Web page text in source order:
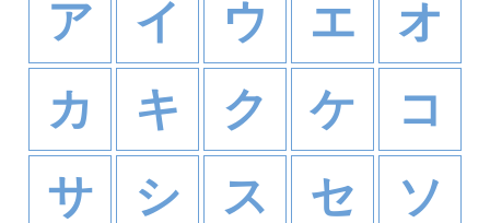
ア イ ウ エ
オ
カ
キ ク ケ
コ
サ
シ ス セ
ソ